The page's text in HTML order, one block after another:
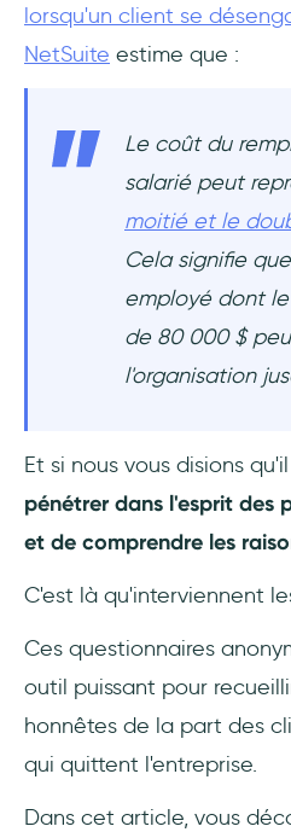
Contribuer à des
les futurs employés/
informations grâce
Calendrier
La confidentialité est
Plusieurs voies de
Des questions sur
informations sur
Bouclez la boucle :
souciez des autres
Inciter à la
Les données, c'est le
régulièrement
clients et des employés
lorsqu'un client se
NetSuite estime que :
Le coût du
salarié peut
moitié et le
Cela signifie
employé dont
de 80 000 $
l'organisation
Et si nous vous disions qu'il
pénétrer dans l'esprit des
et de comprendre les
C'est là qu'interviennent
Ces questionnaires
outil puissant pour
honnêtes de la part des
qui quittent l'entreprise.
Dans cet article, vous